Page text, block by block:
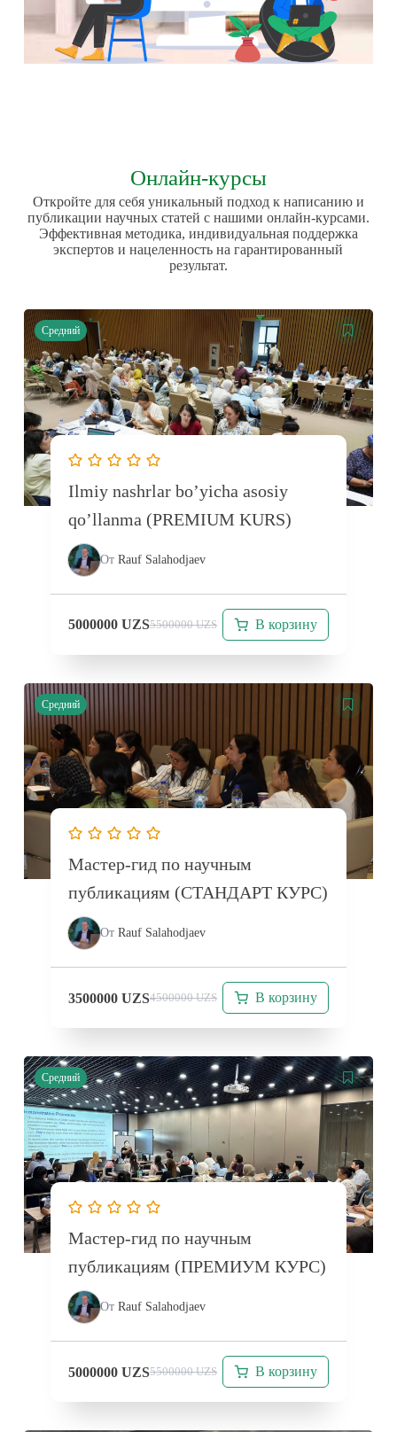
Онлайн-курсы
Откройте для себя уникальный подход к написанию и
публикации научных статей с нашими онлайн-курсами.
Эффективная методика, индивидуальная поддержка
экспертов и нацеленность на гарантированный
результат.
Средний
Ilmiy nashrlar bo’yicha asosiy
qo’llanma (PREMIUM KURS)
От Rauf Salahodjaev
5500000UZS
5000000 UZS В корзину
Средний
Мастер-гид по научным
публикациям (СТАНДАРТ КУРС)
От Rauf Salahodjaev
4500000UZS
3500000 UZS В корзину
Средний
Мастер-гид по научным
публикациям (ПРЕМИУМ КУРС)
От Rauf Salahodjaev
5500000UZS
5000000 UZS В корзину